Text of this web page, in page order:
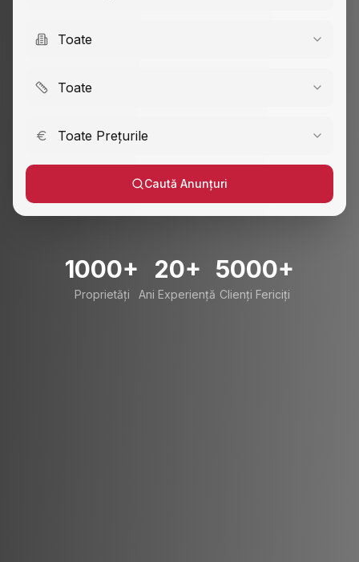
Toate
Toate
Toate Prețurile
Caută Anunțuri
1000+
Proprietăți
20+
Ani Experiență
5000+
Clienți Fericiți